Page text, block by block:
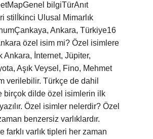
bilgiTürAnıt
stilİkinci Ulusal Mimarlık
Ankara, Türkiye16
özel isim mi? Özel isimlere
Ankara, İnternet, Jüpiter,
Aşık Veysel, Fino, Mehmet
verilebilir. Türkçe de dahil
birçok dilde özel isimlerin ilk
Özel isimler nelerdir? Özel
benzersiz varlıklardır.
farklı varlık tipleri her zaman